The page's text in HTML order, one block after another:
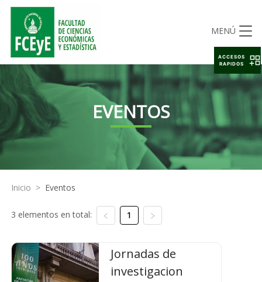
MENÚ
EVENTOS
Inicio > Eventos
3 elementos en total: 1
Jornadas de
investigacion
ACCESOS
RAPIDOS